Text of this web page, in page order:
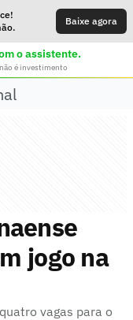
Baixe agora
o assistente.
é investimento
jogo na
vagas para o